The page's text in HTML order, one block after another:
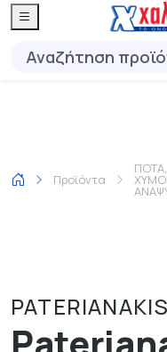
Προϊόντα
ΠΟΤΑ,
PATERIANAKIS